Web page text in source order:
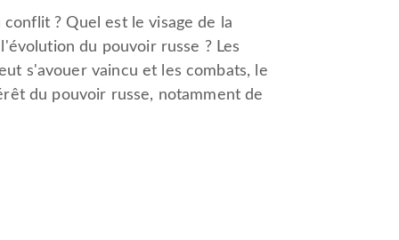
? Quel est le visage de la
du pouvoir russe ? Les
s'avouer vaincu et les combats, le
du pouvoir russe, notamment de